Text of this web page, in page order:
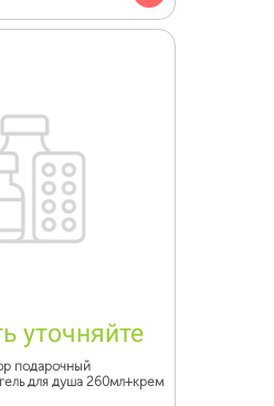
уточняйте
подарочный
для душа 260мл+крем